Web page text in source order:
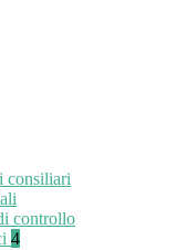
consiliari
controllo
4